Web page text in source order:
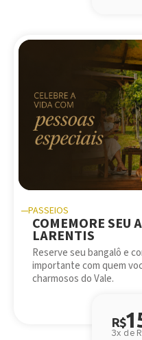
PASSEIOS
COMEMORE SEU
LARENTIS
Reserve seu bangalô e
importante com quem
charmosos do Vale.
R$
3x de